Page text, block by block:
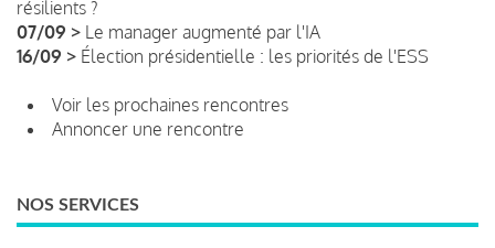
résilients ?
07/09 > Le manager augmenté par l'IA
16/09 > Élection présidentielle : les priorités de l'ESS
Voir les prochaines rencontres
Annoncer une rencontre
NOS SERVICES